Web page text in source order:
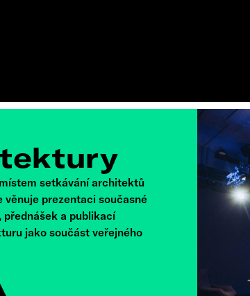
setkávání architektů
prezentaci současné
a publikací
jako součást veřejného